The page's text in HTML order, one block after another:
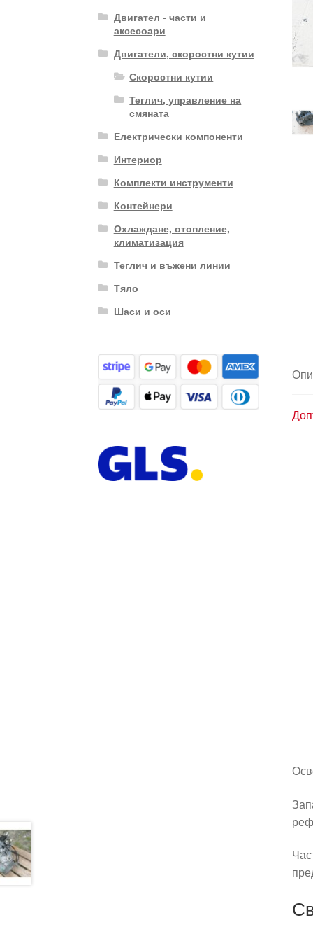
Двигател - части и
аксесоари
Двигатели, скоростни кутии
Скоростни кутии
Теглич, управление на
смяната
Електрически компоненти
Интериор
Комплекти инструменти
Контейнери
Охлаждане, отопление,
климатизация
Теглич и въжени линии
Тяло
Шаси и оси